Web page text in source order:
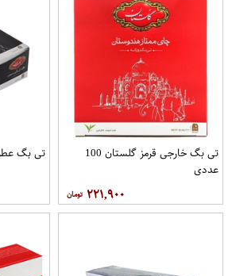
تی بگ خارجی قرمز گلستان 100
عددی
۲۲۱,۹۰۰
تی بگ عطری 100 عددی